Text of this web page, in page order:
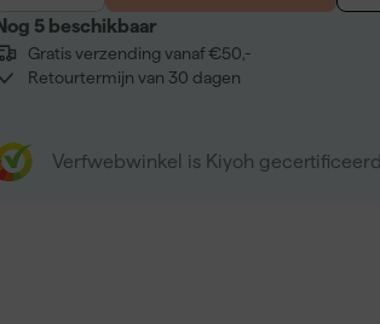
5 beschikbaar
Gratis verzending vanaf €50,-
Retourtermijn van 30 dagen
Verfwebwinkel is Kiyoh gecertificeerd